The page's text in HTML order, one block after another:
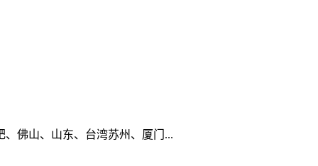
佛山、山东、台湾苏州、厦门...